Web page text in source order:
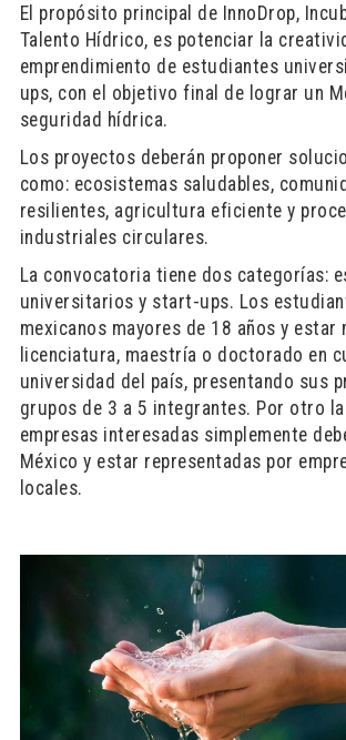
El propósito principal de InnoDrop,
Talento Hídrico, es potenciar la
emprendimiento de estudiantes
ups, con el objetivo final de lograr un
seguridad hídrica.
Los proyectos deberán proponer
como: ecosistemas saludables,
resilientes, agricultura eficiente y
industriales circulares.
La convocatoria tiene dos categorías:
universitarios y start-ups. Los
mexicanos mayores de 18 años y estar
licenciatura, maestría o doctorado en
universidad del país, presentando sus
grupos de 3 a 5 integrantes. Por otro
empresas interesadas simplemente
México y estar representadas por
locales.